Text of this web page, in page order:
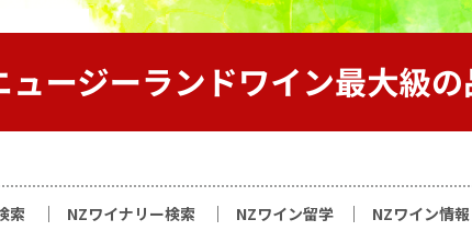
ン総合サイト
索 NZワイナリー検索 NZワイン留学 NZワイン情報